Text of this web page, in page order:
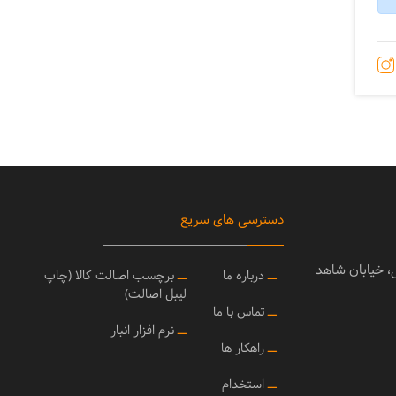
خیابان شاهد
دسترسی های سریع
ــ درباره ما
ــتماس با ما
ــراهکار ها
ــ استخدام
ــبرچسب اصالت کالا (چاپ
لیبل اصالت)
ــنرم افزار انبار